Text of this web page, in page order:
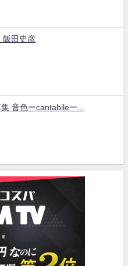
田史彦
音色ーcantabileー...